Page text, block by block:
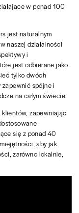
w ponad 100
jest naturalnym
naszej działalności
i
jest odbierane jako
tylko dwóch
zapewnić spójne i
na całym świecie.
klientów, zapewniając
się z ponad 40
aby jak
zarówno lokalnie,